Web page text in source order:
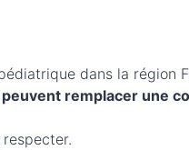
dans la région
remplacer une